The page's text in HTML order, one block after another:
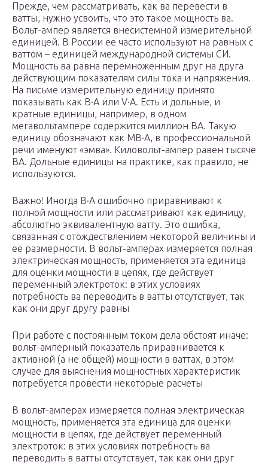
Прежде, чем рассматривать, как ва перевести в
ватты, нужно усвоить, что это такое мощность ва.
Вольт-ампер является внесистемной измерительной
единицей. В России ее часто используют на равных с
ваттом – единицей международной системы СИ.
Мощность ва равна перемноженным друг на друга
действующим показателям силы тока и напряжения.
На письме измерительную единицу принято
показывать как В·А или V·A. Есть и дольные, и
кратные единицы, например, в одном
мегавольтампере содержится миллион ВА. Такую
единицу обозначают как МВ·А, в профессиональной
речи именуют «эмва». Киловольт-ампер равен тысяче
ВА. Дольные единицы на практике, как правило, не
используются.
Важно! Иногда В·А ошибочно приравнивают к
полной мощности или рассматривают как единицу,
абсолютно эквивалентную ватту. Это ошибка,
связанная с отождествлением некоторой величины и
ее размерности. В вольт-амперах измеряется полная
электрическая мощность, применяется эта единица
для оценки мощности в цепях, где действует
переменный электроток: в этих условиях
потребность ва переводить в ватты отсутствует, так
как они друг другу равны
При работе с постоянным током дела обстоят иначе:
вольт-амперный показатель приравнивается к
активной (а не общей) мощности в ваттах, в этом
случае для выяснения мощностных характеристик
потребуется провести некоторые расчеты
В вольт-амперах измеряется полная электрическая
мощность, применяется эта единица для оценки
мощности в цепях, где действует переменный
электроток: в этих условиях потребность ва
переводить в ватты отсутствует, так как они друг